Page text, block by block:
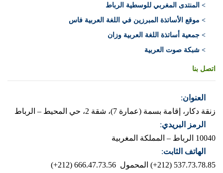
> المنتدى المغربي للوسطية الرباط
> موقع الأساتذة المبرزين في اللغة العربية فاس
> جمعية أساتذة اللغة العربية وزان
> شبكة صوت العربية
اتصل بنا
العنوان:
زنقة دكار، إقامة بسمة (عمارة 7)، شقة 2، حي المحيط – الرباط
الرمز البريدي:
10040 الرباط – المملكة المغربية
الهاتف الثابت:
537.73.78.85 (212+)
المحمول 666.47.73.56 (212+)